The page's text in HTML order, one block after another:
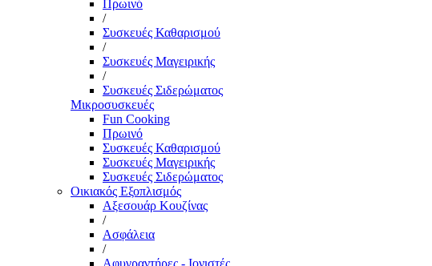
Πρωινό
/
Συσκευές Καθαρισμού
/
Συσκευές Μαγειρικής
/
Συσκευές Σιδερώματος
Μικροσυσκευές
Fun Cooking
Πρωινό
Συσκευές Καθαρισμού
Συσκευές Μαγειρικής
Συσκευές Σιδερώματος
Οικιακός Εξοπλισμός
Αξεσουάρ Κουζίνας
/
Ασφάλεια
/
Αφυγραντήρες - Ιονιστές